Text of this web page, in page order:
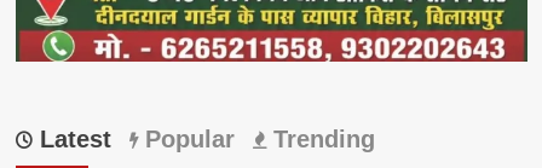
Latest Popular Trending